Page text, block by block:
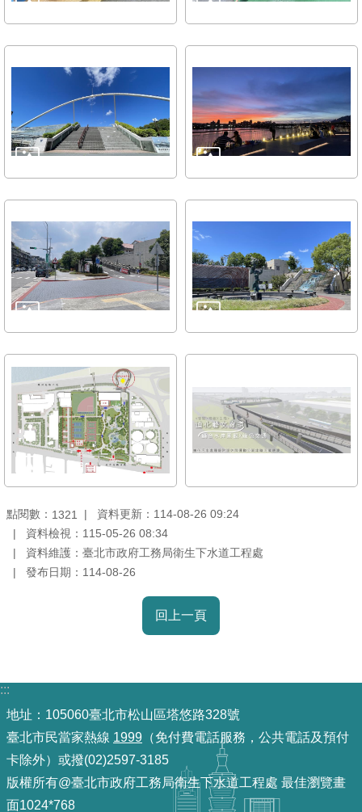
意
見
點閱數： 1321
資料更新：114-08-26 09:24
資料檢視：115-05-26 08:34
資料維護：臺北市政府工務局衛生下水道工程處
發布日期：114-08-26
回上一頁
:::
地址：105060臺北市松山區塔悠路328號
臺北市民當家熱線 1999 （免付費電話服務，公共電話及預付
卡除外）或撥(02)2597-3185
版權所有@臺北市政府工務局衛生下水道工程處 最佳瀏覽畫
面1024*768